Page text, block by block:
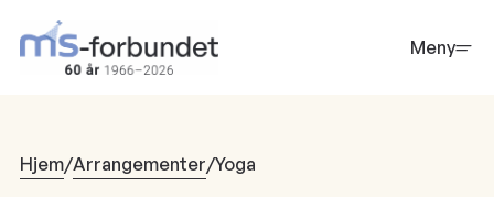
hovedinnhold
Meny
Hjem/Arrangementer/Yoga